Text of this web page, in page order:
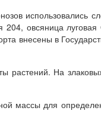
использовались
204, овсяница
внесены в
растений. На
массы для